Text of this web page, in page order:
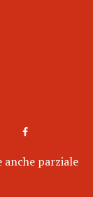
parziale